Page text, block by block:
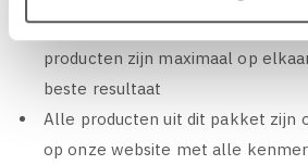
Speciaal pakket samengesteld
producten zijn maximaal op
beste resultaat
Alle producten uit dit pakket zijn
op onze website met alle